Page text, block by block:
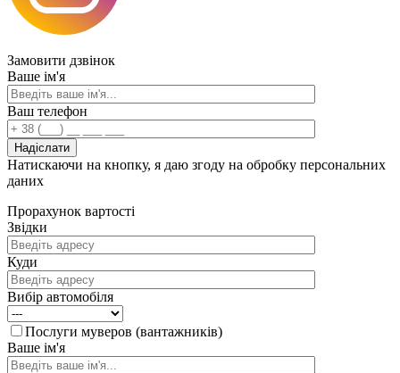
Замовити дзвінок
Ваше ім'я
Ваш телефон
Натискаючи на кнопку, я даю згоду на обробку персональних
даних
Прорахунок вартості
Звідки
Куди
Вибір автомобіля
Послуги муверов (вантажників)
Ваше ім'я